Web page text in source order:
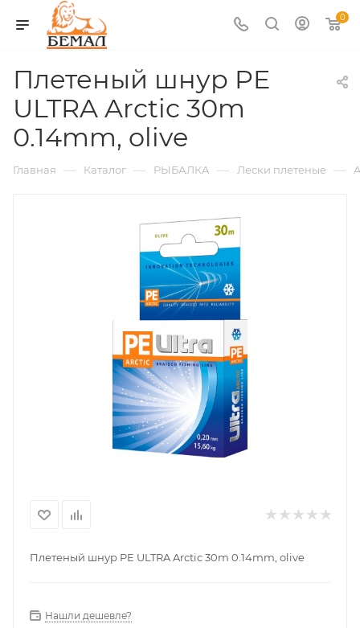
0
Плетеный шнур PE
ULTRA Arctic 30m
0.14mm, olive
Главная — Каталог — РЫБАЛКА — Лески плетеные —
Плетеный шнур PE ULTRA Arctic 30m 0.14mm, olive
Нашли дешевле?